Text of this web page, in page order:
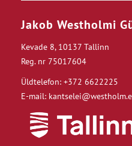
Jakob Westholmi
Kevade 8, 10137 Tallinn
Reg. nr 75017604
Üldtelefon: +372 6622225
E-mail: